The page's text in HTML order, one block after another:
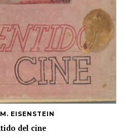
EISENSTEIN
del cine